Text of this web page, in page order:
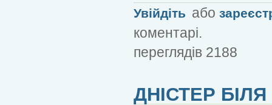
Увійдіть або
коментарі.
переглядів 2188
ДНІСТЕР